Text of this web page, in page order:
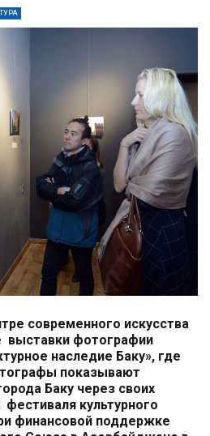
современного искусства
выставки фотографии
наследие Баку», где
показывают
Баку через своих
культурного
финансовой поддержке